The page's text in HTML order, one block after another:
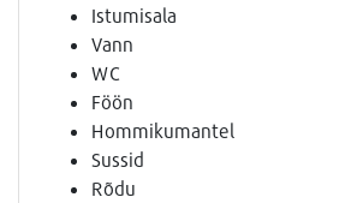
Istumisala
Vann
WC
Föön
Hommikumantel
Sussid
Rõdu